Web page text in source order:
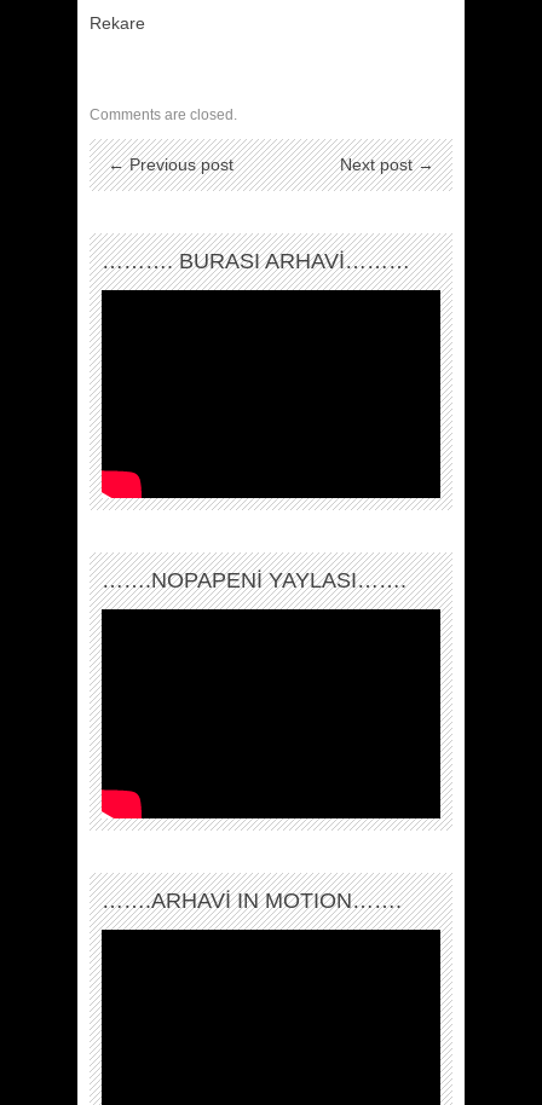
Rekare
Comments are closed.
← Previous post Next post →
………. BURASI ARHAVİ………
…….NOPAPENİ YAYLASI…….
…….ARHAVI IN MOTION…….